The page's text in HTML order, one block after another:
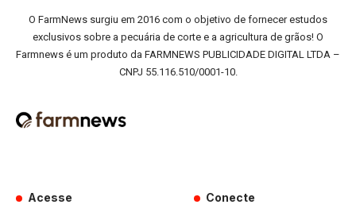
O FarmNews surgiu em 2016 com o objetivo de fornecer estudos
exclusivos sobre a pecuária de corte e a agricultura de grãos! O
Farmnews é um produto da FARMNEWS PUBLICIDADE DIGITAL LTDA –
CNPJ 55.116.510/0001-10.
Acesse Conecte